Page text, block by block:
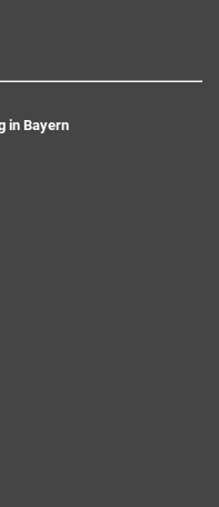
zur Verarbeitung
in Bayern